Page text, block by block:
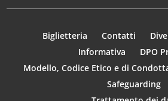
Biglietteria Contatti
Informativa
DPO
Modello, Codice Etico e di
Safeguarding